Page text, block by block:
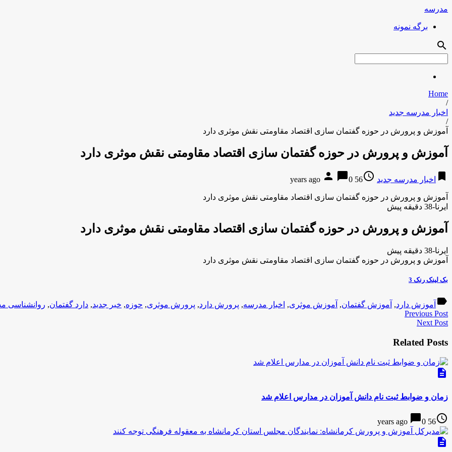
مدرسه
برگه نمونه
search
Home
/
اخبار مدرسه جدید
/
آموزش و پرورش در حوزه گفتمان سازی اقتصاد مقاومتی نقش موثری دارد
آموزش و پرورش در حوزه گفتمان سازی اقتصاد مقاومتی نقش موثری دارد
bookmark اخبار مدرسه جدید access_time
56 years ago
person chat_bubble0
آموزش و پرورش در حوزه گفتمان سازی اقتصاد مقاومتی نقش موثری دارد
ایرنا-38 دقیقه پیش
آموزش و پرورش در حوزه گفتمان سازی اقتصاد مقاومتی نقش موثری دارد
ایرنا-38 دقیقه پیش
آموزش و پرورش در حوزه گفتمان سازی اقتصاد مقاومتی نقش موثری دارد
بک لینک رنک 3
label آموزش دارد, آموزش گفتمان, آموزش موثری, اخبار مدرسه, پرورش دارد, پرورش موثری, حوزه, خبر جدید, دارد گفتمان, روانشناسی
Previous Post
Next Post
Related Posts
description
زمان و ضوابط ثبت نام دانش آموزان در مدارس اعلام شد
access_time
56 years ago
chat_bubble0
description